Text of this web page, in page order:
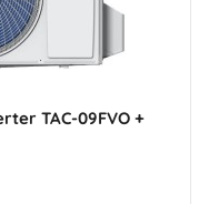
TAC-09FVO +